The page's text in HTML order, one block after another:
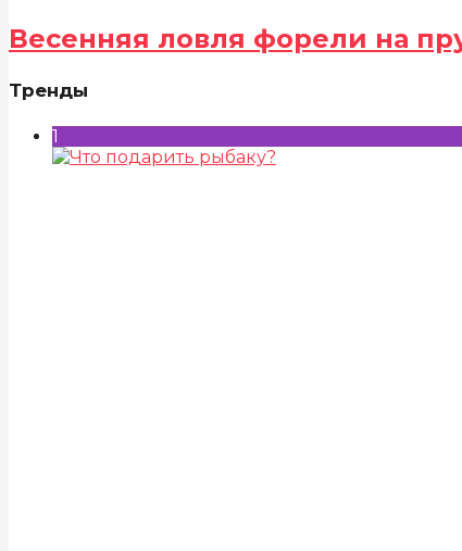
Весенняя ловля форели на
Тренды
1